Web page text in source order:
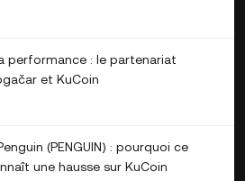
performance : le partenariat
et KuCoin
(PENGUIN) : pourquoi ce
une hausse sur KuCoin